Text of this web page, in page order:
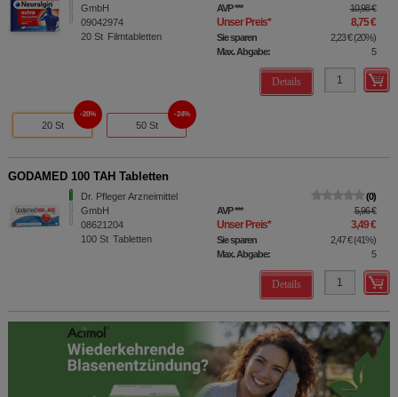
GmbH
09042974
20 St Filmtabletten
AVP*** 10,98 €
Unser Preis* 8,75 €
Sie sparen 2,23 €(20%)
Max. Abgabe:
5
Details
20 St
20%
50 St
24%
GODAMED 100 TAH Tabletten
Dr. Pfleger Arzneimittel
GmbH
08621204
100 St Tabletten
0
AVP*** 5,96 €
Unser Preis* 3,49 €
Sie sparen 2,47 €(41%)
Max. Abgabe:
5
Details